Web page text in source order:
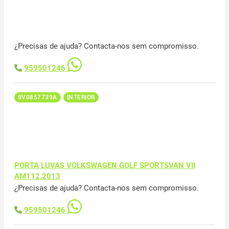
¿Precisas de ajuda? Contacta-nos sem compromisso.
959501246
8V0857739A INTERIOR
PORTA LUVAS VOLKSWAGEN GOLF SPORTSVAN VII
AM112.2013
¿Precisas de ajuda? Contacta-nos sem compromisso.
959501246